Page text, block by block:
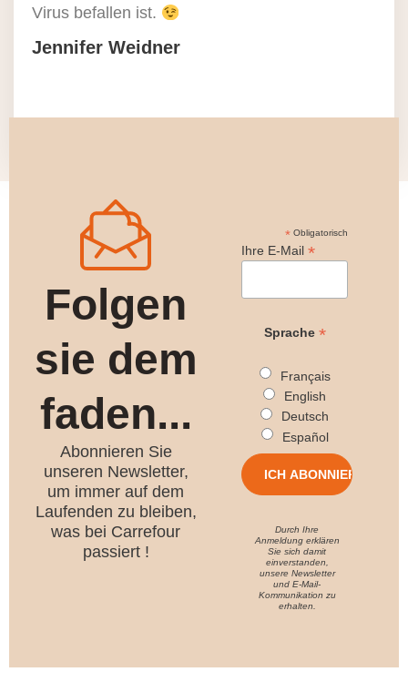
Virus befallen ist.
Jennifer Weidner
Folgen
sie dem
faden...
Abonnieren Sie
unseren Newsletter,
um immer auf dem
Laufenden zu bleiben,
was bei Carrefour
passiert !
* Obligatorisch
Ihre E-Mail*
Sprache *
Français
English
Deutsch
Español
Durch Ihre
Anmeldung erklären
Sie sich damit
einverstanden,
unsere Newsletter
und E-Mail-
Kommunikation zu
erhalten.